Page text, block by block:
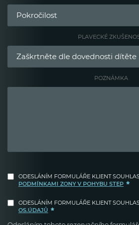
PLAVECKÉ
POZNÁMKA
ODESLÁNÍM FORMULÁŘE KLIENT
PODMÍNKAMI ZONY V POHYBU STEP
ODESLÁNÍM FORMULÁŘE KLIENT
OS.ÚDAJŮ